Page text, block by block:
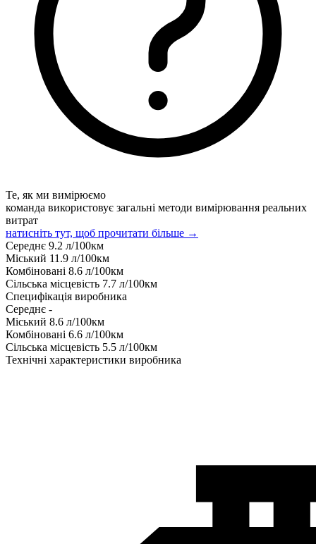
Те, як ми вимірюємо
команда використовує загальні методи вимірювання реальних
витрат
натисніть тут, щоб прочитати більше →
Середнє 9.2 л/100км
Міський 11.9 л/100км
Комбіновані 8.6 л/100км
Сільська місцевість 7.7 л/100км
Специфікація виробника
Середнє -
Міський 8.6 л/100км
Комбіновані 6.6 л/100км
Сільська місцевість 5.5 л/100км
Технічні характеристики виробника